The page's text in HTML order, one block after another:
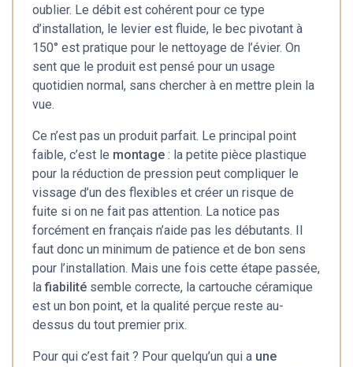
oublier. Le débit est cohérent pour ce type
d’installation, le levier est fluide, le bec pivotant à
150° est pratique pour le nettoyage de l’évier. On
sent que le produit est pensé pour un usage
quotidien normal, sans chercher à en mettre plein la
vue.
Ce n’est pas un produit parfait. Le principal point
faible, c’est le montage : la petite pièce plastique
pour la réduction de pression peut compliquer le
vissage d’un des flexibles et créer un risque de
fuite si on ne fait pas attention. La notice pas
forcément en français n’aide pas les débutants. Il
faut donc un minimum de patience et de bon sens
pour l’installation. Mais une fois cette étape passée,
lafiabilité semble correcte, la cartouche céramique
est un bon point, et la qualité perçue reste au-
dessus du tout premier prix.
Pour qui c’est fait ? Pour quelqu’un qui a une